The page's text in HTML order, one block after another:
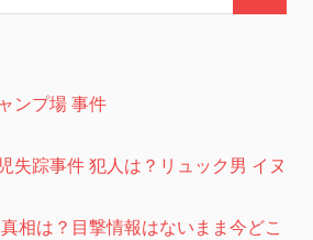
ンプ場 事件
失踪事件 犯人は？リュック男 イヌ
相は？目撃情報はないまま今どこ